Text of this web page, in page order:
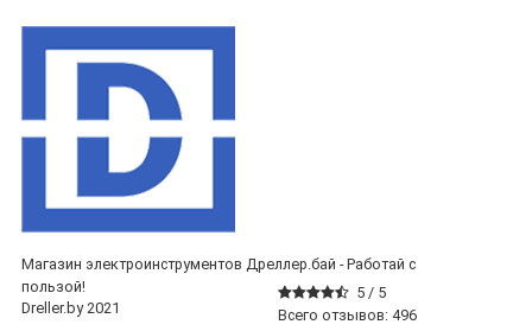
Магазин электроинструментов Дреллер.бай - Работай с
пользой!
5 / 5
Всего отзывов: 496
Dreller.by 2021